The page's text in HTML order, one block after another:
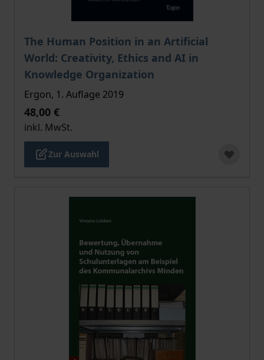
The Human Position in an Artificial
World: Creativity, Ethics and AI in
Knowledge Organization
Der Preis dieses Titels richtet sich nach der
Ergon, 1. Auflage 2019
48,00 €
inkl. MwSt.
Zur Auswahl